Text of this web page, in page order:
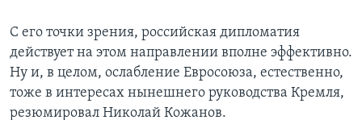
С его точки зрения, российская дипломатия
действует на этом направлении вполне эффективно.
Ну и, в целом, ослабление Евросоюза, естественно,
тоже в интересах нынешнего руководства Кремля,
резюмировал Николай Кожанов.